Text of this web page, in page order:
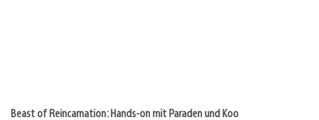
Beast of Reincarnation: Hands-on mit Paraden und Koo